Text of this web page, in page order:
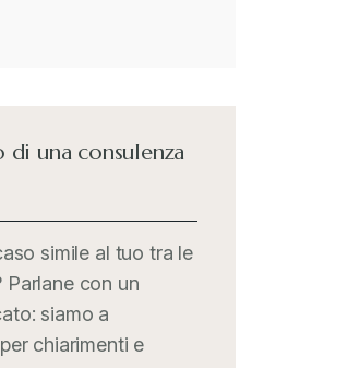
e nazionale
di una consulenza
simile al tuo tra le
Parlane con un
siamo a
chiarimenti e